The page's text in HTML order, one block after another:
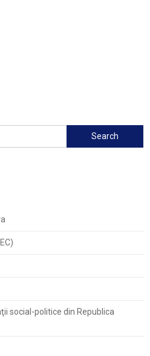
social-politice din Republica